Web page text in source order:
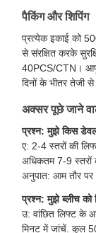
पैकिंग और शिपिंग
प्रत्येक इकाई को
से संरक्षित करके
40PCS/CTN।
दिनों के भीतर तेजी
अक्सर पूछे जाने
प्रश्न: मुझे किस
ए: 2-4 स्तरों की
अधिकतम 7-9 स्तरों
अनुपात: आम तौर
प्रश्न: मुझे ब्लीच को
उ: वांछित लिफ्ट के
मिनट में जांचें. कुल